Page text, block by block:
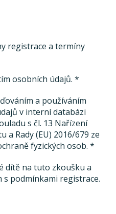
registrace a termíny
osobních údajů. *
a používáním
v interní databázi
s čl. 13 Nařízení
a Rady (EU) 2016/679 ze
fyzických osob. *
dítě na tuto zkoušku a
podmínkami registrace.